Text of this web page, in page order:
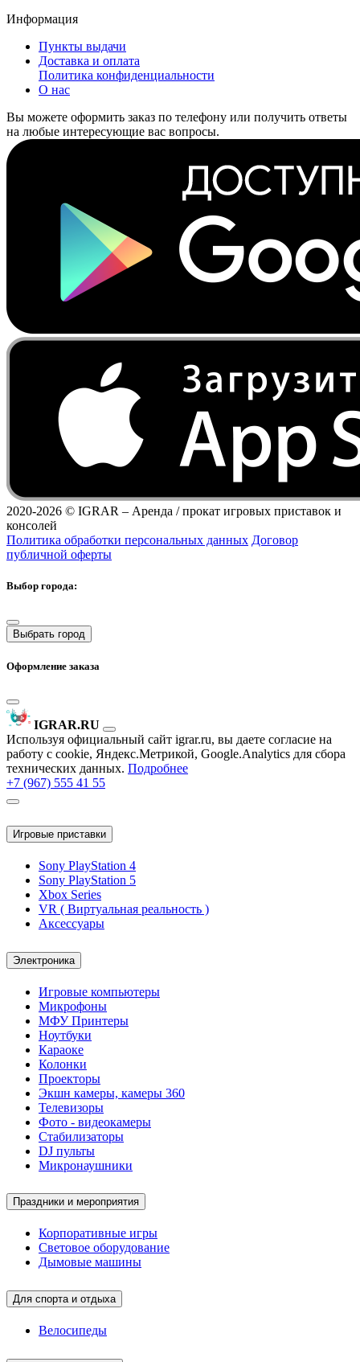
Информация
Пункты выдачи
Доставка и оплата
Политика конфиденциальности
О нас
Вы можете оформить заказ по телефону или получить ответы
на любые интересующие вас вопросы.
2020-2026 © IGRAR – Аренда / прокат игровых приставок и
консолей
Политика обработки персональных данных Договор
публичной оферты
Выбор города:
Выбрать город
Оформление заказа
IGRAR.RU
Используя официальный сайт igrar.ru, вы даете согласие на
работу с cookie, Яндекс.Метрикой, Google.Analytics для сбора
технических данных. Подробнее
+7 (967) 555 41 55
Игровые приставки
Sony PlayStation 4
Sony PlayStation 5
Xbox Series
VR ( Виртуальная реальность )
Аксессуары
Электроника
Игровые компьютеры
Микрофоны
МФУ Принтеры
Ноутбуки
Караоке
Колонки
Проекторы
Экшн камеры, камеры 360
Телевизоры
Фото - видеокамеры
Стабилизаторы
DJ пульты
Микронаушники
Праздники и мероприятия
Корпоративные игры
Световое оборудование
Дымовые машины
Для спорта и отдыха
Велосипеды